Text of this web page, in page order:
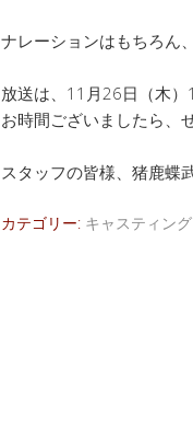
ナレーションはもちろん
放送は、11月26日（木
お時間ございましたら、
スタッフの皆様、猪鹿蝶
カテゴリー: キャスティング